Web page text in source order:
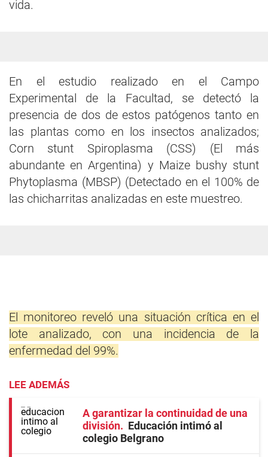
vida.
En el estudio realizado en el Campo
Experimental de la Facultad, se detectó la
presencia de dos de estos patógenos tanto en
las plantas como en los insectos analizados;
Corn stunt Spiroplasma (CSS) (El más
abundante en Argentina) y Maize bushy stunt
Phytoplasma (MBSP) (Detectado en el 100% de
las chicharritas analizadas en este muestreo.
El monitoreo reveló una situación crítica en el
lote analizado, con una incidencia de la
enfermedad del 99%.
LEE ADEMÁS
A garantizar la continuidad de una
división
Educación intimó al
colegio Belgrano